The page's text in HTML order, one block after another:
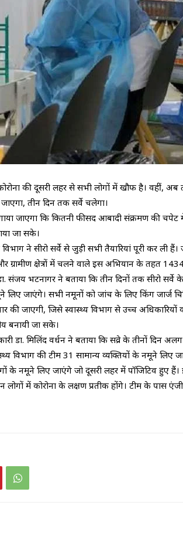
की दूसरी लहर से सभी लोगों में खौफ है। वहीं,
तीन दिन तक सर्वे चलेगा।
जाएगा कि कितनी फीसद आबादी संक्रमण की चपेट
जा सके।
ने सीरो सर्वे से जुड़ी सभी तैयारियां पूरी कर ली
ग्रामीण क्षेत्रों में चलने वाले इस अभियान के तहत
संजय भटनागर ने बताया कि तीन दिनों तक सीरो
जाएंगे। सभी नमूनों को जांच के लिए किंग जार्ज
की जाएगी, जिसे स्वास्थ्य विभाग से उच्च
बनायी जा सके।
डा. मिलिंद वर्धन ने बताया कि सव्रे के तीनों दिन
विभाग की टीम 31 सामान्य व्यक्तियों के नमूने
के नमूने लिए जाएंगे जो दूसरी लहर में पॉजिटिव हुए
लोगों में कोरोना के लक्षण प्रतीक होंगे। टीम के पास